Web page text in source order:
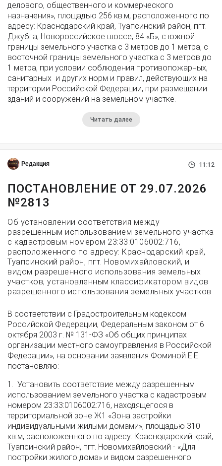
делового, общественного и коммерческого
назначения», площадью 256 кв.м, расположенного по
адресу: Краснодарский край, Туапсинский район, пгт.
Джубга, Новороссийское шоссе, 84 «Б», с южной
границы земельного участка с 3 метров до 1 метра, с
восточной границы земельного участка с 3 метров до
1 метра, при условии соблюдения противопожарных,
санитарных и других норм и правил, действующих на
территории Российской Федерации, при размещении
зданий и сооружений на земельном участке.
Читать далее
Редакция 11:12
ПОСТАНОВЛЕНИЕ ОТ 29.07.2026
№2813
Об установлении соответствия между
разрешенным использованием земельного участка
с кадастровым номером 23:33:0106002:716,
расположенного по адресу: Краснодарский край,
Туапсинский район, пгт. Новомихайловский, и
видом разрешенного использования земельных
участков, установленным классификатором видов
разрешенного использования земельных участков
В соответствии с Градостроительным кодексом
Российской Федерации, Федеральным законом от 6
октября 2003 г. № 131-ФЗ «Об общих принципах
организации местного самоуправления в Российской
Федерации», на основании заявления Фоминой Е.Е.
постановляю:
1. Установить соответствие между разрешенным
использованием земельного участка с кадастровым
номером 23:33:0106002:716, находящегося в
территориальной зоне Ж1 «Зона застройки
индивидуальными жилыми домами», площадью 310
кв.м, расположенного по адресу: Краснодарский край,
Туапсинский район, пгт. Новомихайловский - «Для
постройки жилого дома» и видом разрешенного